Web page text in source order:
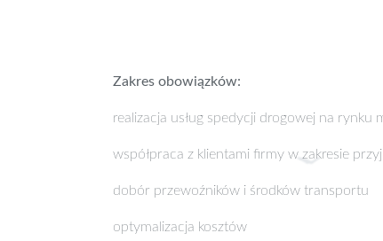
Zakres obowiązków:
realizacja usług spedycji drogowej na rynku
współpraca z klientami firmy w zakresie
dobór przewoźników i środków transportu
optymalizacja kosztów